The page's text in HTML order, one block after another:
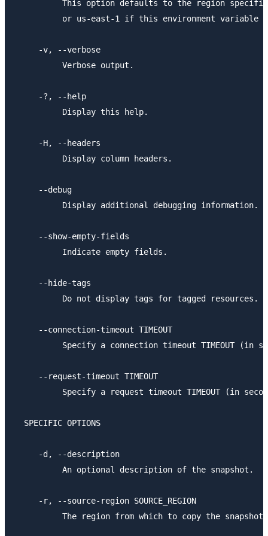
This option defaults to the region
or us-east-1 if this environment variable
     -v, --verbose
          Verbose output.
     -?, --help
          Display this help.
     -H, --headers
          Display column headers.
     --debug
          Display additional debugging information.
     --show-empty-fields
          Indicate empty fields.
     --hide-tags
          Do not display tags for tagged resources.
     --connection-timeout TIMEOUT
Specify a connection timeout TIMEOUT (in
     --request-timeout TIMEOUT
Specify a request timeout TIMEOUT (in
  SPECIFIC OPTIONS
     -d, --description
          An optional description of the snapshot.
     -r, --source-region SOURCE_REGION
          The region from which to copy the snapshot.